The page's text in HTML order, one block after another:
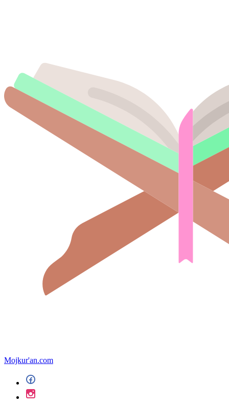
Mojkur'an.com